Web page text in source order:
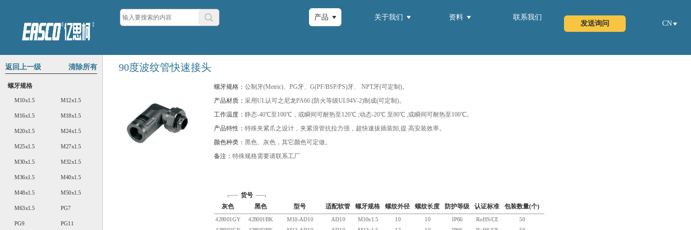
产品 关于我们 资料
联系我们
发送询问
CN
清除所有
返回上一级
螺牙规格
M10x1.5 M12x1.5
M16x1.5 M18x1.5
M20x1.5 M24x1.5
M25x1.5 M27x1.5
M30x1.5 M32x1.5
M36x1.5 M40x1.5
M48x1.5 M50x1.5
M63x1.5 PG7
PG9 PG11
90度波纹管快速接头
螺牙规格：公制牙(Metric)、PG牙、G(PF/BSP/PS)牙、 NPT牙(可定制)。
产品材质：采用UL认可之尼龙PA66 (防火等级UL94V-2)制成(可定制)。
工作温度：静态-40℃至100℃，或瞬间可耐热至120℃ ;动态-20℃ 至80℃ ,或瞬间可耐热至100℃。
产品特性：特殊夹紧爪之设计，夹紧浪管抗拉力强，超快速拔插装卸,提 高安装效率。
颜色种类：黑色、灰色，其它颜色可定做。
备注：特殊规格需要请联系工厂
货号
灰色
黑色 型号 适配软管 螺牙规格 螺纹外径 螺纹长度 防护等级 认证标准 包装数量(个)
428001GY 428001BK M10-AD10 AD10 M10x1.5 10 10 IP66 RoHS/CE
50